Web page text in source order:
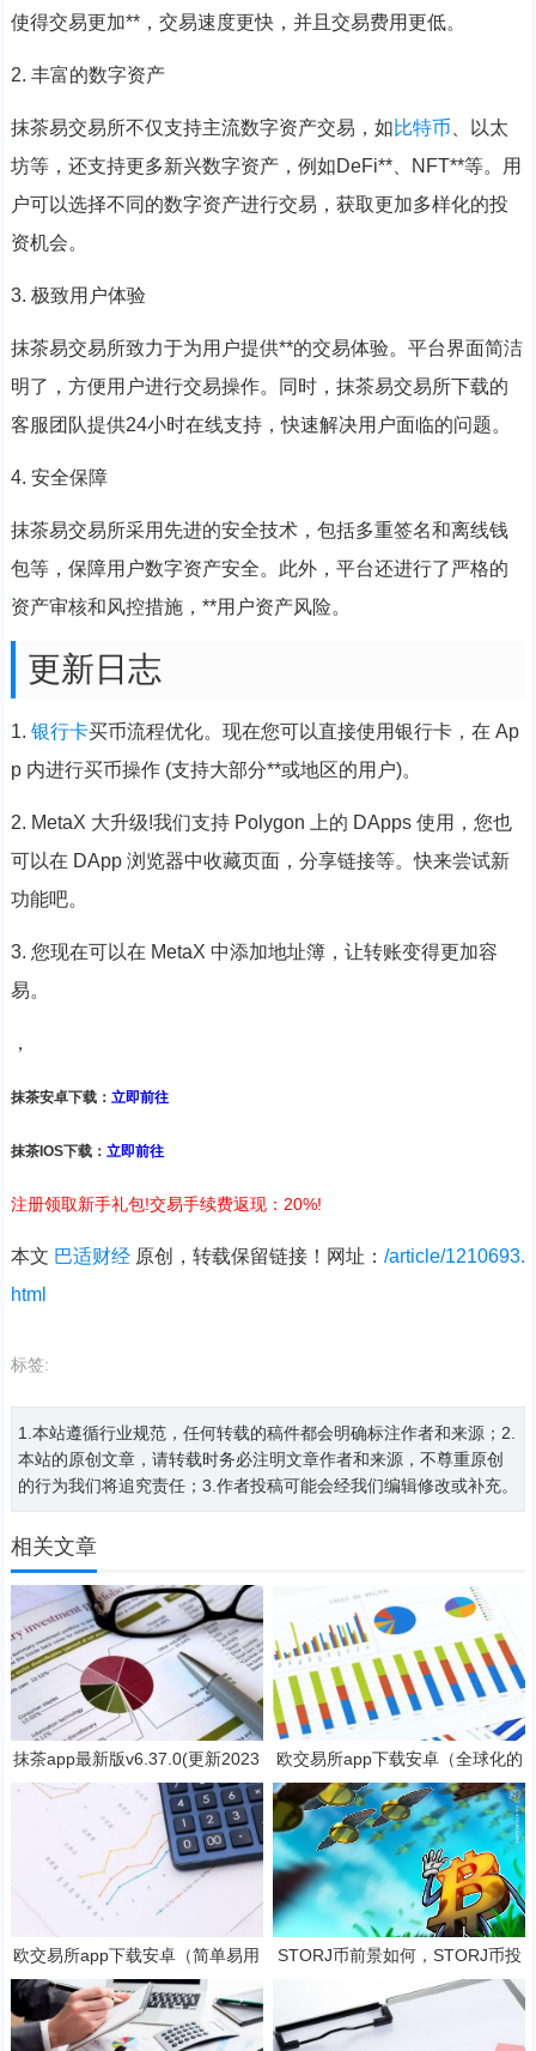
使得交易更加**，交易速度更快，并且交易费用更低。
2. 丰富的数字资产
抹茶易交易所不仅支持主流数字资产交易，如比特币 、以太
坊等，还支持更多新兴数字资产，例如DeFi**、NFT**等。用
户可以选择不同的数字资产进行交易，获取更加多样化的投
资机会。
3. 极致用户体验
抹茶易交易所致力于为用户提供**的交易体验。平台界面简洁
明了，方便用户进行交易操作。同时，抹茶易交易所下载的
客服团队提供24小时在线支持，快速解决用户面临的问题。
4. 安全保障
抹茶易交易所采用先进的安全技术，包括多重签名和离线钱
包等，保障用户数字资产安全。此外，平台还进行了严格的
资产审核和风控措施，**用户资产风险。
更新日志
1. 银行卡买币流程优化。现在您可以直接使用银行卡，在 Ap
p 内进行买币操作 (支持大部分**或地区的用户)。
2. MetaX 大升级!我们支持 Polygon 上的 DApps 使用，您也
可以在 DApp 浏览器中收藏页面，分享链接等。快来尝试新
功能吧。
3. 您现在可以在 MetaX 中添加地址簿，让转账变得更加容
易。
，
抹茶安卓下载： 立即前往
抹茶IOS下载： 立即前往
注册领取新手礼包!交易手续费返现：20%!
本文 巴适财经原创，转载保留链接！网址： /article/1210693.
html
标签:
1.本站遵循行业规范，任何转载的稿件都会明确标注作者和来源；2.
本站的原创文章，请转载时务必注明文章作者和来源，不尊重原创
的行为我们将追究责任；3.作者投稿可能会经我们编辑修改或补充。
相关文章
抹茶app最新版v6.37.0(更新2023
抹茶交易官网版本)
欧交易所app下载安卓（全球化的
数字货币交易所）
欧交易所app下载安卓（简单易用
的数字货币交易app）
STORJ币前景如何，STORJ币投
资价值深度分析